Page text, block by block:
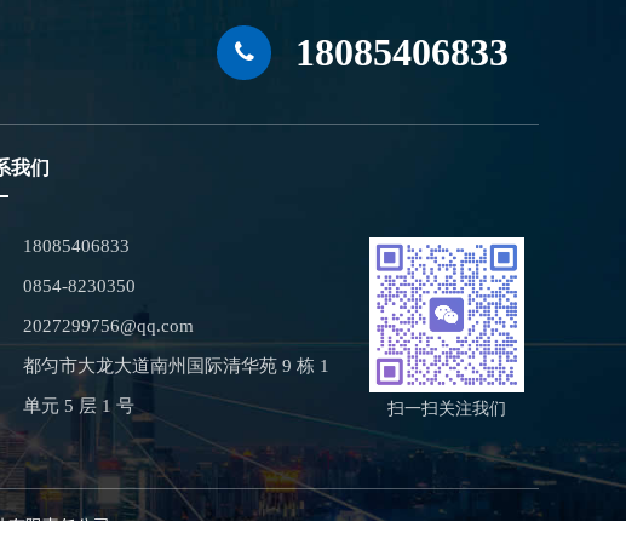
18085406833
我们
18085406833
0854-8230350
2027299756@qq.com
都匀市大龙大道南州国际清华苑 9 栋 1
单元 5 层 1 号 扫一扫关注我们
限责任公司